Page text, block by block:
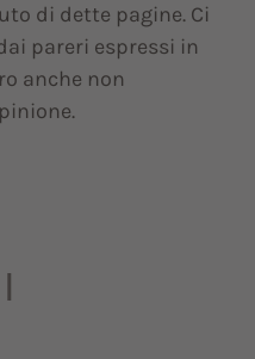
di dette pagine. Ci
pareri espressi in
anche non